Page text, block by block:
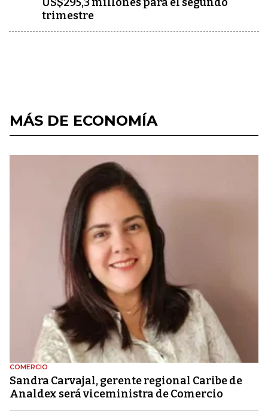
trimestre
MÁS DE ECONOMÍA
COMERCIO
Sandra Carvajal, gerente regional Caribe de
Analdex será viceministra de Comercio